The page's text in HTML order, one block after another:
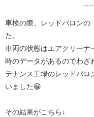
車検の際、​レッドバロンの
た。
車両の状態はエアクリーナ
時のデータがあるのでわざ
テナンス工場のレッドバロ
いました😁
その結果がこちら↓